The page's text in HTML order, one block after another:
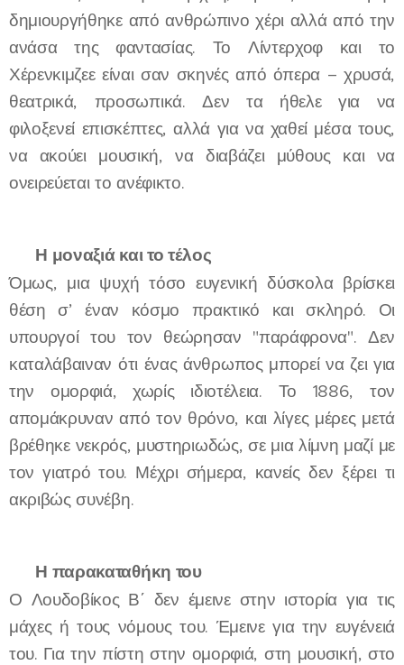
δημιουργήθηκε από ανθρώπινο χέρι αλλά από την
ανάσα της φαντασίας. Το Λίντερχοφ και το
Χέρενκιμζεε είναι σαν σκηνές από όπερα – χρυσά,
θεατρικά, προσωπικά. Δεν τα ήθελε για να
φιλοξενεί επισκέπτες, αλλά για να χαθεί μέσα τους,
να ακούει μουσική, να διαβάζει μύθους και να
ονειρεύεται το ανέφικτο.
Η μοναξιά και το τέλος
Όμως, μια ψυχή τόσο ευγενική δύσκολα βρίσκει
θέση σ’ έναν κόσμο πρακτικό και σκληρό. Οι
υπουργοί του τον θεώρησαν "παράφρονα". Δεν
καταλάβαιναν ότι ένας άνθρωπος μπορεί να ζει για
την ομορφιά, χωρίς ιδιοτέλεια. Το 1886, τον
απομάκρυναν από τον θρόνο, και λίγες μέρες μετά
βρέθηκε νεκρός, μυστηριωδώς, σε μια λίμνη μαζί με
τον γιατρό του. Μέχρι σήμερα, κανείς δεν ξέρει τι
ακριβώς συνέβη.
Η παρακαταθήκη του
Ο Λουδοβίκος Β΄ δεν έμεινε στην ιστορία για τις
μάχες ή τους νόμους του. Έμεινε για την ευγένειά
του. Για την πίστη στην ομορφιά, στη μουσική, στο